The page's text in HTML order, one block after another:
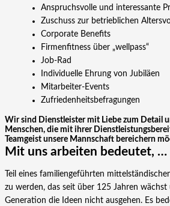
Anspruchsvolle und interessante
Zuschuss zur betrieblichen
Corporate Benefits
Firmenfitness über „wellpass“
Job-Rad
Individuelle Ehrung von Jubiläen
Mitarbeiter-Events
Zufriedenheitsbefragungen
Wir sind Dienstleister mit Liebe zum Detail
Menschen, die mit ihrer
Teamgeist unsere Mannschaft bereichern
Mit uns arbeiten bedeutet, …
Teil eines familiengeführten
zu werden, das seit über 125 Jahren
Generation die Ideen nicht ausgehen. Es